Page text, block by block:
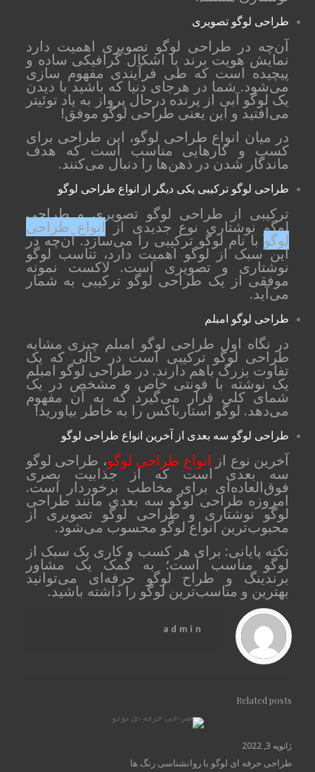
طراحی لوگو تصویری
آن‌چه در طراحی لوگو تصویری اهمیت دارد
نمایش هویت برند با اشکال گرافیکی ساده و
پیچیده است که طی فرآیندی مفهوم سازی
می‌شود. شما در هرجای دنیا که باشید با دیدن
یک لوگو آبی از پرنده درحال پرواز به یاد توئیتر
می‌افتید و این یعنی طراحی لوگو موفق!
در میان انواع طراحی لوگو، این طراحی برای
کسب و کارهایی مناسب است که هدف
ماندگار شدن در ذهن‌ها را دنبال می‌کنند.
طراحی لوگو ترکیبی یکی دیگر از انواع طراحی لوگو
ترکیبی از طراحی لوگو تصویری و طراحی
لوگو نوشتاری نوع جدیدی ازانواع طراحی
لوگوبا نام لوگو ترکیبی را می‌سازد. آن‌چه در
این سبک از لوگو اهمیت دارد، تناسب لوگو
نوشتاری و تصویری است. لاکست نمونه
موفقی از یک طراحی لوگو ترکیبی به شمار
می‌آید.
طراحی لوگو امبلم
در نگاه اول طراحی لوگو امبلم چیزی مشابه
طراحی لوگو ترکیبی است در حالی که یک
تفاوت بزرگ باهم دارند. در طراحی لوگو امبلم
یک نوشته با فونتی خاص و مشخص در یک
شمای کلی قرار می‌گیرد که به آن مفهوم
می‌دهد. لوگو استارباکس را به خاطر بیاورید!
طراحی لوگو سه بعدی از آخرین انواع طراحی لوگو
آخرین نوع از انواع طراحی لوگو، طراحی لوگو
سه بعدی است که از جذابیت بصری
فوق‌العاده‌ای برای مخاطب برخوردار است.
امروزه طراحی لوگو سه بعدی مانند طراحی
لوگو نوشتاری و طراحی لوگو تصویری از
محبوب‌ترین انواع لوگو محسوب می‌شود.
نکته پایانی: برای هر کسب و کاری یک سبک از
لوگو مناسب است؛ به کمک یک مشاور
برندینگ و طراح لوگو حرفه‌ای می‌توانید
بهترین و مناسب‌ترین لوگو را داشته باشید.
admin
Related posts
ژانویه 3, 2022
طراحی حرفه ای لوگو با روانشناسی رنگ ها